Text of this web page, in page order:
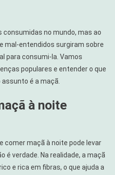
no mundo, mas ao
mal-entendidos surgiram sobre
para consumi-la. Vamos
populares e entender o que
é a maçã.
à noite
comer maçã à noite pode levar
é verdade. Na realidade, a maçã
e rica em fibras, o que ajuda a